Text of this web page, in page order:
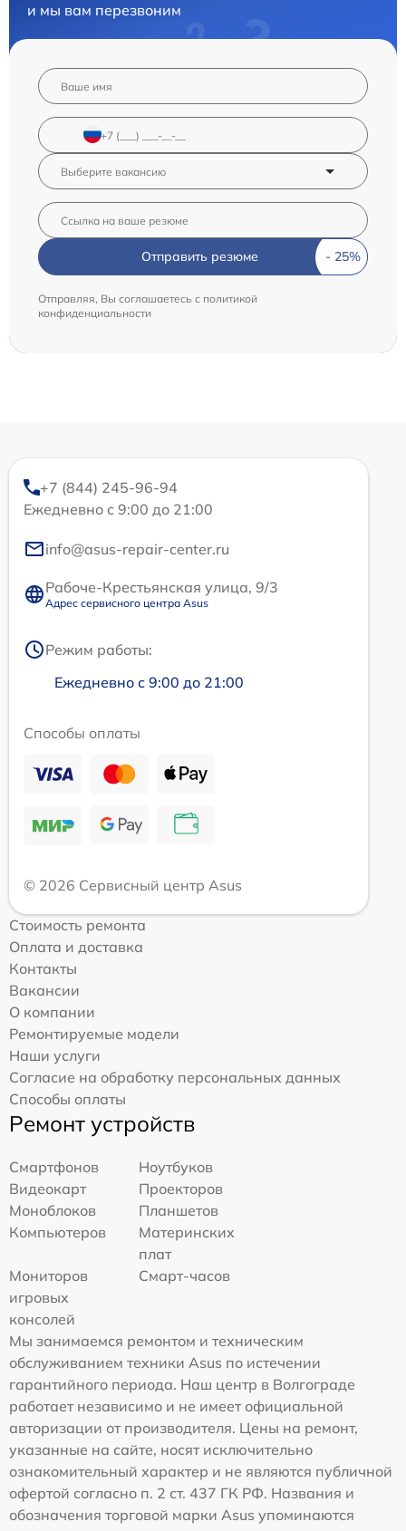
и мы вам перезвоним
Отправить резюме
Отправляя, Вы соглашаетесь с политикой
конфиденциальности
+7 (844) 245-96-94
Ежедневно с 9:00 до 21:00
info@asus-repair-center.ru
Рабоче-Крестьянская улица, 9/3
Адрес сервисного центра Asus
Режим работы:
Ежедневно с 9:00 до 21:00
Способы оплаты
© 2026 Сервисный центр Asus
Стоимость ремонта
Оплата и доставка
Контакты
Вакансии
О компании
Ремонтируемые модели
Наши услуги
Согласие на обработку персональных данных
Способы оплаты
Ремонт устройств
Смартфонов
Ноутбуков
Видеокарт
Проекторов
Моноблоков
Планшетов
Компьютеров
Материнских
плат
Мониторов
Смарт-часов
игровых
консолей
Мы занимаемся ремонтом и техническим
обслуживанием техники Asus по истечении
гарантийного периода. Наш центр в Волгограде
работает независимо и не имеет официальной
авторизации от производителя. Цены на ремонт,
указанные на сайте, носят исключительно
ознакомительный характер и не являются публичной
офертой согласно п. 2 ст. 437 ГК РФ. Названия и
обозначения торговой марки Asus упоминаются